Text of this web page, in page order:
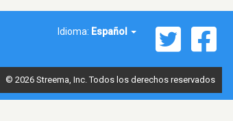
Idioma: Español
© 2026 Streema, Inc. Todos los derechos reservados